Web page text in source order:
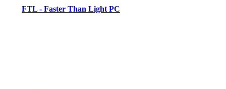
FTL - Faster Than Light PC